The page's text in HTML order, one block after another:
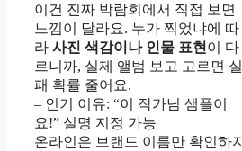
이건 진짜 박람회에서 직접 보면
느낌이 달라요. 누가 찍었냐에 따
라 사진 색감이나 인물 표현 이 다
르니까, 실제 앨범 보고 고르면 실
패 확률 줄어요.
– 인기 이유: “이 작가님 샘플이
요!” 실명 지정 가능
온라인은 브랜드 이름만 확인하지